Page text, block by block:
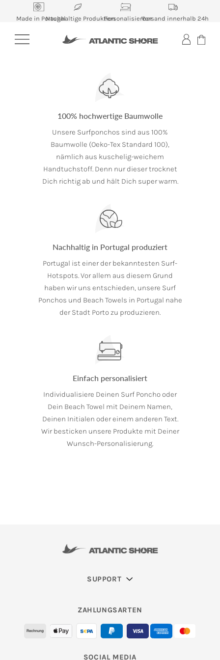
Made in PortugalNachhaltige ProduktionPersonalisierbarVersand innerhalb 24h
100% hochwertige Baumwolle
Unsere Surfponchos sind aus 100%
Baumwolle (Oeko-Tex Standard 100),
nämlich aus kuschelig-weichem
Handtuchstoff. Denn nur dieser trocknet
Dich richtig ab und hält Dich super warm.
Nachhaltig in Portugal produziert
Portugal ist einer der bekanntesten Surf-
Hotspots. Vor allem aus diesem Grund
haben wir uns entschieden, unsere Surf
Ponchos und Beach Towels in Portugal nahe
der Stadt Porto zu produzieren.
Einfach personalisiert
Individualisiere Deinen Surf Poncho oder
Dein Beach Towel mit Deinem Namen,
Deinen Initialen oder einem anderen Text.
Wir besticken unsere Produkte mit Deiner
Wunsch-Personalisierung.
SUPPORT
ZAHLUNGSARTEN
SOCIAL MEDIA